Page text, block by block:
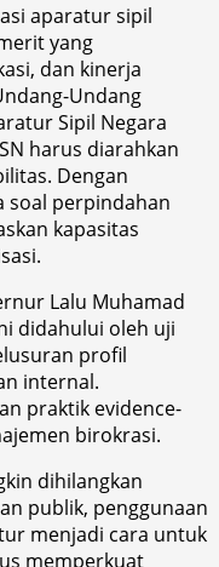
aparatur sipil
yang
dan kinerja
Undang
Sipil Negara
harus diarahkan
Dengan
soal perpindahan
kapasitas
Lalu Muhamad
didahului oleh uji
profil
internal.
praktik evidence-
birokrasi.
dihilangkan
publik, penggunaan
menjadi cara untuk
memperkuat